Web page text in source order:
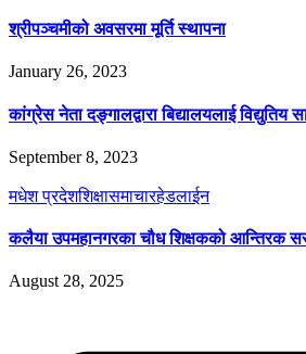
श्रीपञ्चमीको अवसरमा मूर्ति स्थापना
January 26, 2023
कांग्रेस नेता दङ्गालद्वारा बिद्यालयलाई विद्युतिय
September 8, 2023
मधेश प्रदेशशिक्षासमाचारहेडलाईन
कलैया उपमहानगरका चौध शिक्षकको आन्तिरक
August 28, 2025